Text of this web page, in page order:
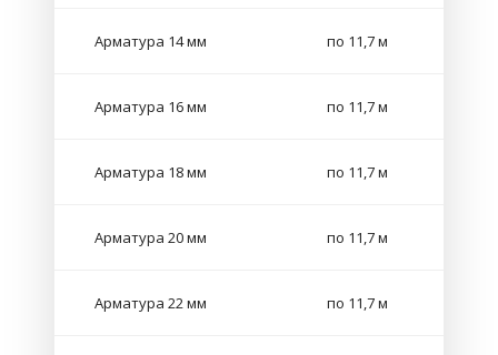
Арматура 14 мм по 11,7 м
Арматура 16 мм по 11,7 м
Арматура 18 мм по 11,7 м
Арматура 20 мм по 11,7 м
Арматура 22 мм по 11,7 м